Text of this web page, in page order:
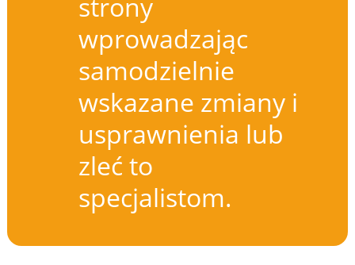
strony
wprowadzając
samodzielnie
wskazane zmiany i
usprawnienia lub
zleć to
specjalistom.